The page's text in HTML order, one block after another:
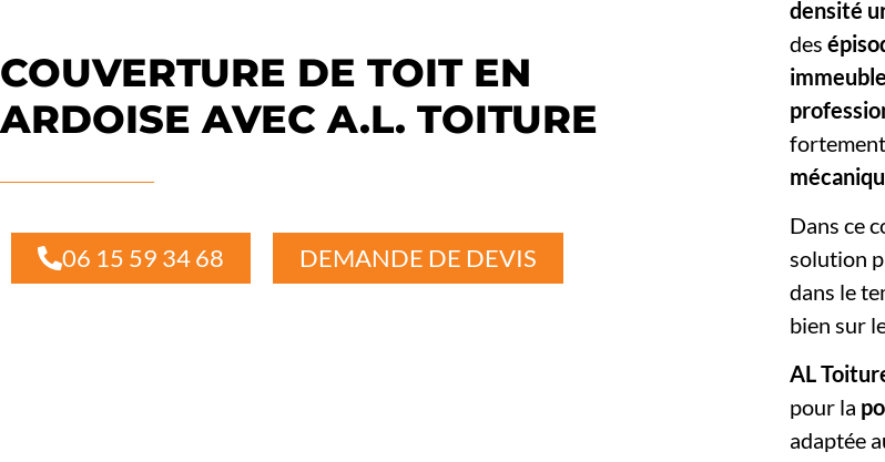
COUVERTURE DE TOIT EN
ARDOISE AVEC A.L. TOITURE
06 15 59 34 68 DEMANDE DE DEVIS
densité
des
Dans ce
solution
dans le
bien sur
AL
pour la
adaptée